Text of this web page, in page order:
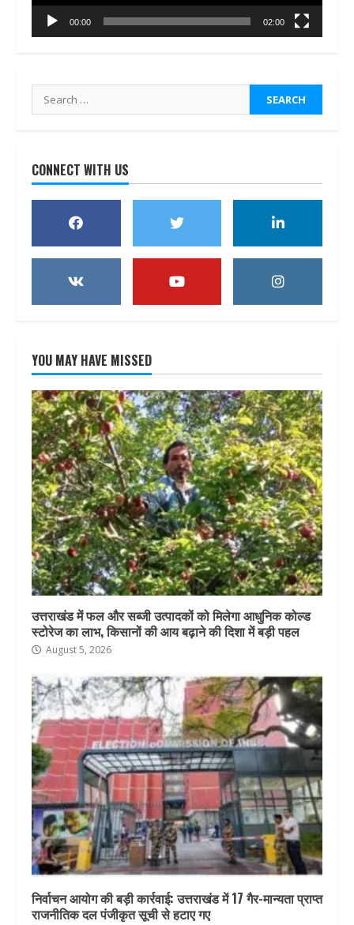
00:00 02:00
Search
for:
CONNECT WITH US
YOU MAY HAVE MISSED
उत्तराखंड में फल और सब्जी उत्पादकों को मिलेगा आधुनिक कोल्ड
स्टोरेज का लाभ, किसानों की आय बढ़ाने की दिशा में बड़ी पहल
August 5, 2026
निर्वाचन आयोग की बड़ी कार्रवाई: उत्तराखंड में 17 गैर-मान्यता प्राप्त
राजनीतिक दल पंजीकृत सूची से हटाए गए